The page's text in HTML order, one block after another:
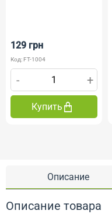
Описание
Описание товара
129 грн
Код: FT-1004
- +
Купить